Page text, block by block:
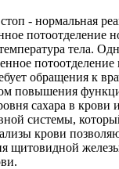
- нормальная
потоотделение
тела.
потоотделение
обращения к
повышения
сахара в крови
системы,
крови
щитовидной